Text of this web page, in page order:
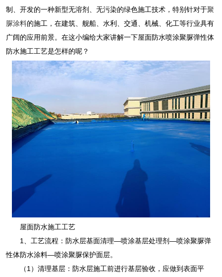
制、开发的一种新型无溶剂、无污染的绿色施工技术，特别针对于聚
脲涂料的施工，在建筑、舰船、水利、交通、机械、化工等行业具有
广阔的应用前景。在这小编给大家讲解一下屋面防水喷涂聚脲弹性体
防水施工工艺是怎样的呢？
屋面防水施工工艺
1、工艺流程：防水层基面清理—喷涂基层处理剂—喷涂聚脲弹
性体防水涂料—喷涂聚脲保护面层。
（1）清理基层：防水层施工前进行基层验收，应做到表面平